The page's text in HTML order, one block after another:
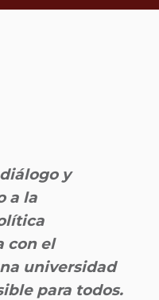
y
a la
con el
universidad
para todos.